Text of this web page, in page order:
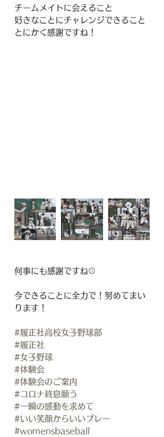
チームメイトに会えること
好きなことにチャレンジできること
とにかく感謝ですね！
何事にも感謝ですね⚾️
今できることに全力で！努めてまい
ります！
#履正社高校女子野球部
#履正社
#女子野球
#体験会
#体験会のご案内
#コロナ終息願う
#一瞬の感動を求めて
#いい笑顔からいいプレー
#womensbaseball